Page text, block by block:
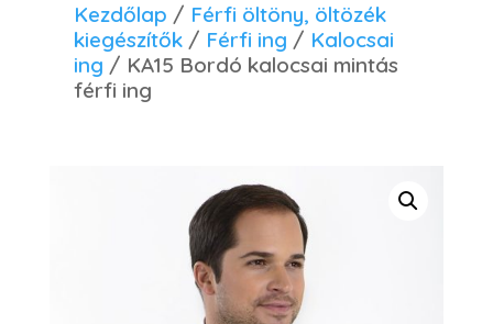
Kezdőlap / Férfi öltöny, öltözék
kiegészítők / Férfi ing / Kalocsai
ing / KA15 Bordó kalocsai mintás
férfi ing